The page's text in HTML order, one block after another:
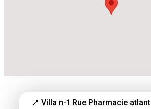
📍 Villa n-1 Rue Pharmacie